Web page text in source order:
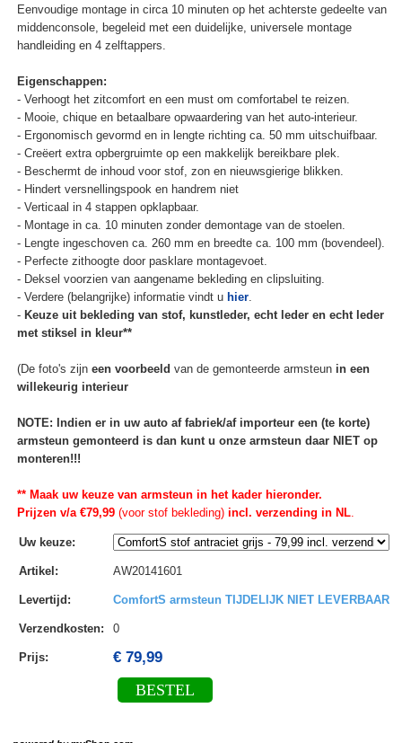
Eenvoudige montage in circa 10 minuten op het achterste gedeelte van
middenconsole, begeleid met een duidelijke, universele montage
handleiding en 4 zelftappers.
Eigenschappen:
- Verhoogt het zitcomfort en een must om comfortabel te reizen.
- Mooie, chique en betaalbare opwaardering van het auto-interieur.
- Ergonomisch gevormd en in lengte richting ca. 50 mm uitschuifbaar.
- Creëert extra opbergruimte op een makkelijk bereikbare plek.
- Beschermt de inhoud voor stof, zon en nieuwsgierige blikken.
- Hindert versnellingspook en handrem niet
- Verticaal in 4 stappen opklapbaar.
- Montage in ca. 10 minuten zonder demontage van de stoelen.
- Lengte ingeschoven ca. 260 mm en breedte ca. 100 mm (bovendeel).
- Perfecte zithoogte door pasklare montagevoet.
- Deksel voorzien van aangename bekleding en clipsluiting.
- Verdere (belangrijke) informatie vindt u hier.
- Keuze uit bekleding van stof, kunstleder, echt leder en echt leder
met stiksel in kleur**
(De foto's zijn een voorbeeld van de gemonteerde armsteun in een
willekeurig interieur
NOTE: Indien er in uw auto af fabriek/af importeur een (te korte)
armsteun gemonteerd is dan kunt u onze armsteun daar NIET op
monteren!!!
** Maak uw keuze van armsteun in het kader hieronder.
Prijzen v/a €79,99(voor stof bekleding)incl. verzending in NL.
Uw keuze:
Artikel : AW20141601
Levertijd : ComfortS armsteun TIJDELIJK NIET LEVERBAAR
Verzendkosten: 0
Prijs: € 79,99
BESTEL